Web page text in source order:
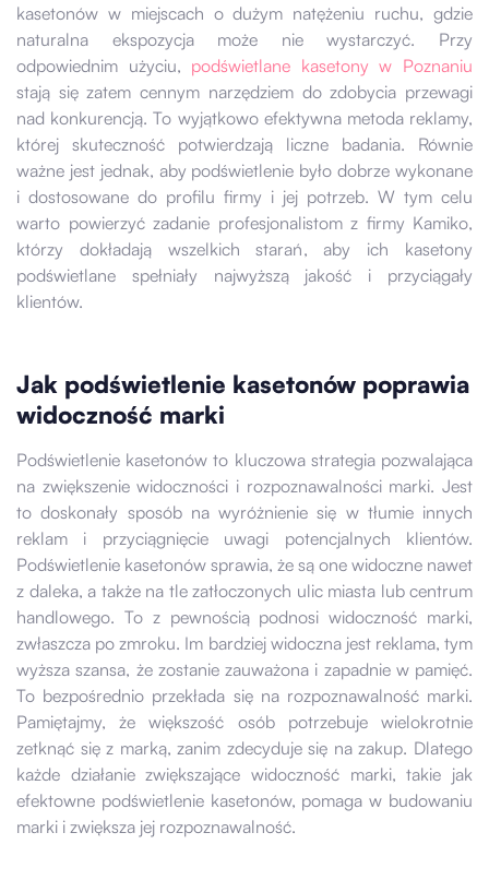
kasetonów w miejscach o dużym natężeniu ruchu, gdzie
naturalna ekspozycja może nie wystarczyć. Przy
odpowiednim użyciu, podświetlane kasetony w Poznaniu
stają się zatem cennym narzędziem do zdobycia przewagi
nad konkurencją. To wyjątkowo efektywna metoda reklamy,
której skuteczność potwierdzają liczne badania. Równie
ważne jest jednak, aby podświetlenie było dobrze wykonane
i dostosowane do profilu firmy i jej potrzeb. W tym celu
warto powierzyć zadanie profesjonalistom z firmy Kamiko,
którzy dokładają wszelkich starań, aby ich kasetony
podświetlane spełniały najwyższą jakość i przyciągały
klientów.
Jak podświetlenie kasetonów poprawia
widoczność marki
Podświetlenie kasetonów to kluczowa strategia pozwalająca
na zwiększenie widoczności i rozpoznawalności marki. Jest
to doskonały sposób na wyróżnienie się w tłumie innych
reklam i przyciągnięcie uwagi potencjalnych klientów.
Podświetlenie kasetonów sprawia, że są one widoczne nawet
z daleka, a także na tle zatłoczonych ulic miasta lub centrum
handlowego. To z pewnością podnosi widoczność marki,
zwłaszcza po zmroku. Im bardziej widoczna jest reklama, tym
wyższa szansa, że zostanie zauważona i zapadnie w pamięć.
To bezpośrednio przekłada się na rozpoznawalność marki.
Pamiętajmy, że większość osób potrzebuje wielokrotnie
zetknąć się z marką, zanim zdecyduje się na zakup. Dlatego
każde działanie zwiększające widoczność marki, takie jak
efektowne podświetlenie kasetonów, pomaga w budowaniu
marki i zwiększa jej rozpoznawalność.